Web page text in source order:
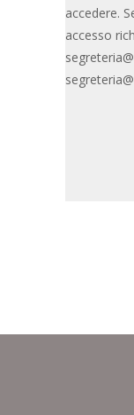
accedere.
accesso